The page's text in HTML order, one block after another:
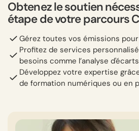
Obtenez le soutien
étape de votre parcours
Gérez toutes vos émissions pour
Profitez de services
besoins comme l’analyse
Développez votre expertise
de formation numériques ou en